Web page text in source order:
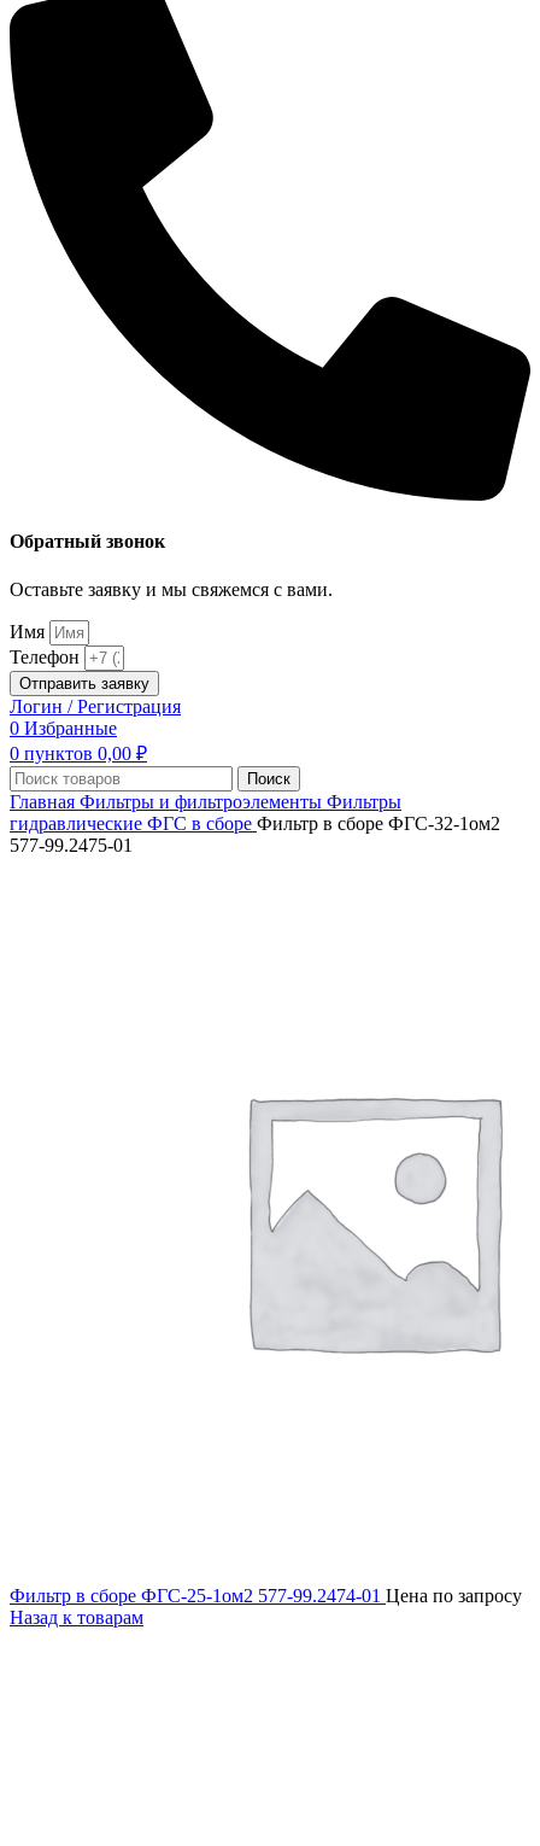
Обратный звонок
Оставьте заявку и мы свяжемся с вами.
Имя
Телефон
Отправить заявку
Логин / Регистрация
0 Избранные
0 пунктов 0,00 ₽
Поиск
Главная Фильтры и фильтроэлементы Фильтры
гидравлические ФГС в сборе Фильтр в сборе ФГС-32-1ом2
577-99.2475-01
Фильтр в сборе ФГС-25-1ом2 577-99.2474-01 Цена по запросу
Назад к товарам